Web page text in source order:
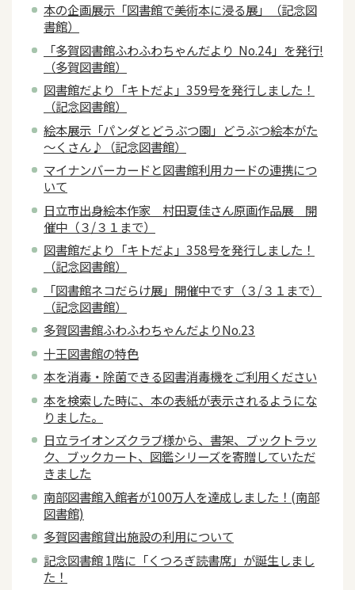
本の企画展示「図書館で美術本に浸る展」（記念図
書館）
「多賀図書館ふわふわちゃんだより No.24」を発行!
（多賀図書館）
図書館だより「キトだよ」359号を発行しました！
（記念図書館）
絵本展示「パンダとどうぶつ園」どうぶつ絵本がた
～くさん♪（記念図書館）
マイナンバーカードと図書館利用カードの連携につ
いて
日立市出身絵本作家 村田夏佳さん原画作品展 開
催中（３/３１まで）
図書館だより「キトだよ」358号を発行しました！
（記念図書館）
「図書館ネコだらけ展」開催中です（３/３１まで）
（記念図書館）
多賀図書館ふわふわちゃんだよりNo.23
十王図書館の特色
本を消毒・除菌できる図書消毒機をご利用ください
本を検索した時に、本の表紙が表示されるようにな
りました。
日立ライオンズクラブ様から、書架、ブックトラッ
ク、ブックカート、図鑑シリーズを寄贈していただ
きました
南部図書館入館者が100万人を達成しました！(南部
図書館)
多賀図書館貸出施設の利用について
記念図書館 1階に「くつろぎ読書席」が誕生しまし
た！